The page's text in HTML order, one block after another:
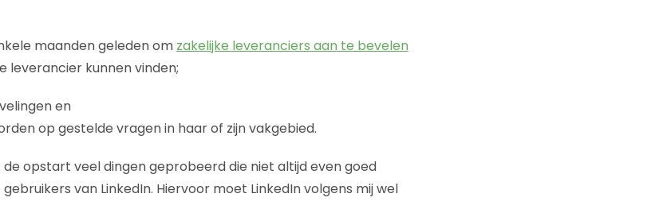
maanden geleden om zakelijke leveranciers aan te bevelen
leverancier kunnen vinden;
en
op gestelde vragen in haar of zijn vakgebied.
opstart veel dingen geprobeerd die niet altijd even goed
van LinkedIn. Hiervoor moet LinkedIn volgens mij wel